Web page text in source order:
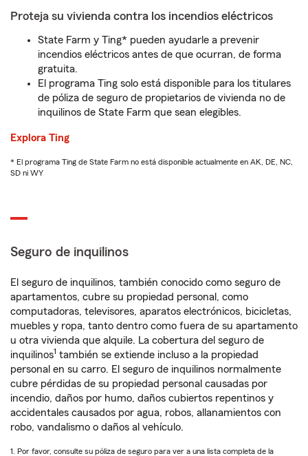
Proteja su vivienda contra los incendios eléctricos
State Farm y Ting* pueden ayudarle a prevenir
incendios eléctricos antes de que ocurran, de forma
gratuita.
El programa Ting solo está disponible para los titulares
de póliza de seguro de propietarios de vivienda no de
inquilinos de State Farm que sean elegibles.
Explora Ting
* El programa Ting de State Farm no está disponible actualmente en AK, DE, NC,
SD ni WY
Seguro de inquilinos
El seguro de inquilinos, también conocido como seguro de
apartamentos, cubre su propiedad personal, como
computadoras, televisores, aparatos electrónicos, bicicletas,
muebles y ropa, tanto dentro como fuera de su apartamento
u otra vivienda que alquile. La cobertura del seguro de
inquilinos1 también se extiende incluso a la propiedad
personal en su carro. El seguro de inquilinos normalmente
cubre pérdidas de su propiedad personal causadas por
incendio, daños por humo, daños cubiertos repentinos y
accidentales causados por agua, robos, allanamientos con
robo, vandalismo o daños al vehículo.
1. Por favor, consulte su póliza de seguro para ver a una lista completa de la